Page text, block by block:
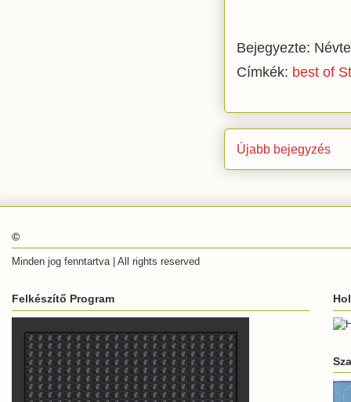
Bejegyezte:
Címkék: best of
Újabb bejegyzés
©
Minden jog fenntartva | All rights reserved
Felkészítő Program